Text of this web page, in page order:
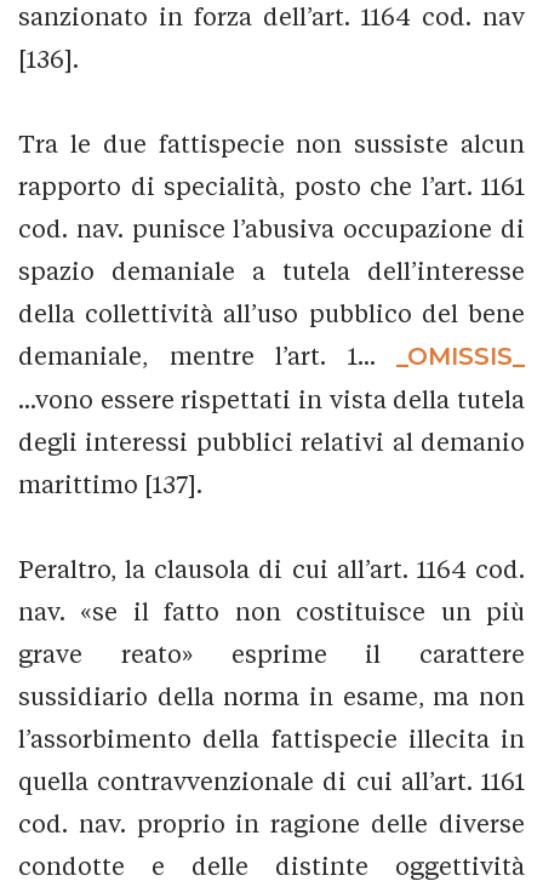
sanzionato in forza dell’art. 1164 cod. nav
[136].
Tra le due fattispecie non sussiste alcun
rapporto di specialità, posto che l’art. 1161
cod. nav. punisce l’abusiva occupazione di
spazio demaniale a tutela dell’interesse
della collettività all’uso pubblico del bene
demaniale, mentre l’art. 1...
_OMISSIS_
...vono essere rispettati in vista della tutela
degli interessi pubblici relativi al demanio
marittimo [137].
Peraltro, la clausola di cui all’art. 1164 cod.
nav. «se il fatto non costituisce un più
grave reato» esprime il carattere
sussidiario della norma in esame, ma non
l’assorbimento della fattispecie illecita in
quella contravvenzionale di cui all’art. 1161
cod. nav. proprio in ragione delle diverse
condotte e delle distinte oggettività